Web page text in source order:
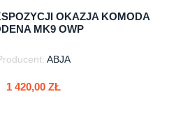
OKAZJA KOMODA
MK9 OWP
ABJA
1 420,00 ZŁ